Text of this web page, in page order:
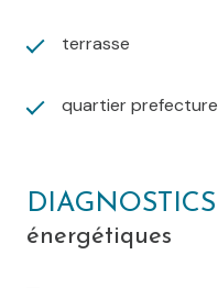
terrasse
quartier prefecture
DIAGNOSTICS
énergétiques